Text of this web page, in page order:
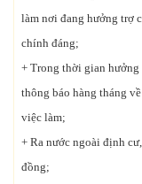
làm nơi đang hưởng trợ
chính đáng;
+ Trong thời gian
thông báo hàng tháng
việc làm;
+ Ra nước ngoài định
đồng;